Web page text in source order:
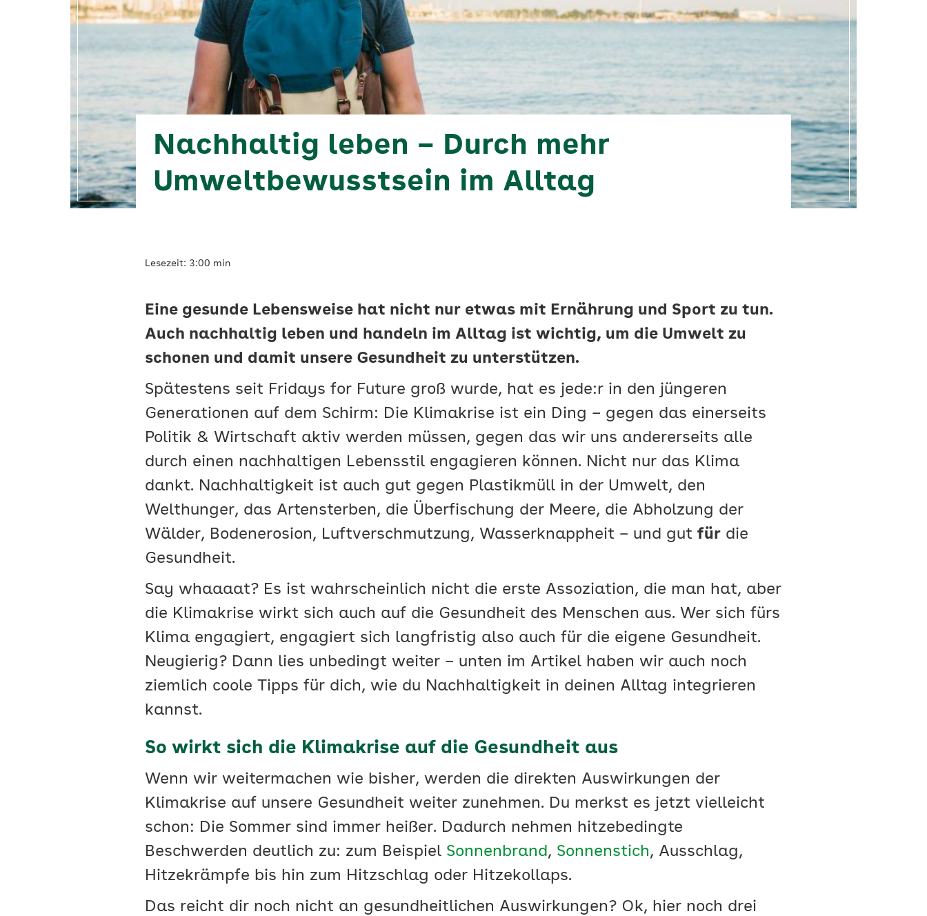
Nachhaltig leben – Durch mehr
Umweltbewusstsein im Alltag
Lesezeit: 3:00 min
Eine gesunde Lebensweise hat nicht nur etwas mit Ernährung und Sport zu tun.
Auch nachhaltig leben und handeln im Alltag ist wichtig, um die Umwelt zu
schonen und damit unsere Gesundheit zu unterstützen.
Spätestens seit Fridays for Future groß wurde, hat es jede:r in den jüngeren
Generationen auf dem Schirm: Die Klimakrise ist ein Ding – gegen das einerseits
Politik & Wirtschaft aktiv werden müssen, gegen das wir uns andererseits alle
durch einen nachhaltigen Lebensstil engagieren können. Nicht nur das Klima
dankt. Nachhaltigkeit ist auch gut gegen Plastikmüll in der Umwelt, den
Welthunger, das Artensterben, die Überfischung der Meere, die Abholzung der
Wälder, Bodenerosion, Luftverschmutzung, Wasserknappheit – und gut fürdie
Gesundheit.
Say whaaaat? Es ist wahrscheinlich nicht die erste Assoziation, die man hat, aber
die Klimakrise wirkt sich auch auf die Gesundheit des Menschen aus. Wer sich fürs
Klima engagiert, engagiert sich langfristig also auch für die eigene Gesundheit.
Neugierig? Dann lies unbedingt weiter – unten im Artikel haben wir auch noch
ziemlich coole Tipps für dich, wie du Nachhaltigkeit in deinen Alltag integrieren
kannst.
So wirkt sich die Klimakrise auf die Gesundheit aus
Wenn wir weitermachen wie bisher, werden die direkten Auswirkungen der
Klimakrise auf unsere Gesundheit weiter zunehmen. Du merkst es jetzt vielleicht
schon: Die Sommer sind immer heißer. Dadurch nehmen hitzebedingte
Beschwerden deutlich zu: zum Beispiel Sonnenbrand, Sonnenstich, Ausschlag,
Hitzekrämpfe bis hin zum Hitzschlag oder Hitzekollaps.
Das reicht dir noch nicht an gesundheitlichen Auswirkungen? Ok, hier noch drei